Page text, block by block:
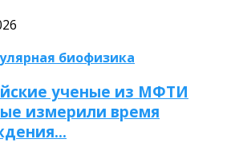
биофизика
ученые из МФТИ
измерили время